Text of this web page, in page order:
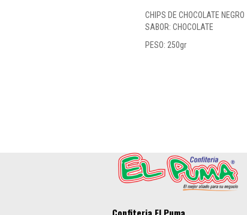
CHIPS DE CHOCOLATE NEGRO
SABOR: CHOCOLATE
PESO: 250gr